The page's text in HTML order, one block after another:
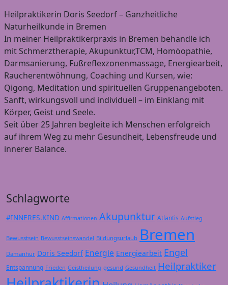
Heilpraktikerin Doris Seedorf – Ganzheitliche
Naturheilkunde in Bremen
In meiner Heilpraktikerpraxis in Bremen behandle ich
mit Schmerztherapie, Akupunktur,TCM, Homöopathie,
Darmsanierung, Fußreflexzonenmassage, Energiearbeit,
Raucherentwöhnung, Coaching und Kursen, wie:
Qigong, Meditation und spirituellen Gruppenangeboten.
Sanft, wirkungsvoll und individuell – im Einklang mit
Körper, Geist und Seele.
Seit über 25 Jahren begleite ich Menschen erfolgreich
auf ihrem Weg zu mehr Gesundheit, Lebensfreude und
innerer Balance.
Schlagworte
#INNERES.KIND Affirmationen Akupunktur Atlantis Aufstieg
Bewusstsein Bewusstseinswandel Bildungsurlaub Bremen
Damanhur Doris Seedorf Energie Energiearbeit Engel
Entspannung Frieden Geistheilung gesund Gesundheit Heilpraktiker